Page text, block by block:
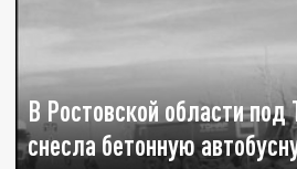
В Ростовской области под
снесла бетонную